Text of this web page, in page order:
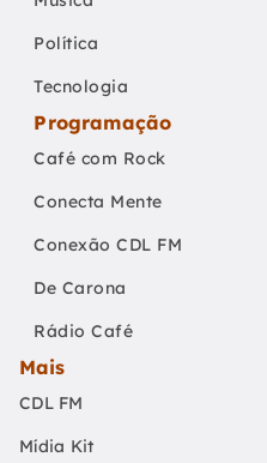
Política
Tecnologia
Programação
Café com Rock
Conecta Mente
Conexão CDL FM
De Carona
Rádio Café
Mais
CDL FM
Mídia Kit